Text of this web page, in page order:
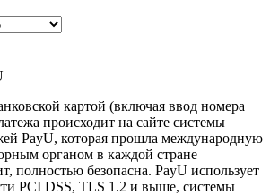
картой (включая ввод номера
происходит на сайте системы
PayU, которая прошла международную
органом в каждой стране
полностью безопасна. PayU использует
PCI DSS, TLS 1.2 и выше, системы